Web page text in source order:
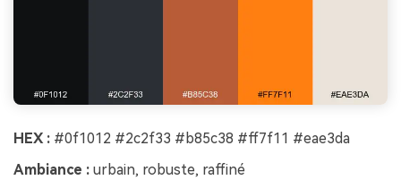
HEX : #0f1012 #2c2f33 #b85c38 #ff7f11 #eae3da
Ambiance : urbain, robuste, raffiné